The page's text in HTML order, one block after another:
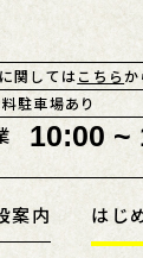
関してはこちらか
駐車場あり
10:00 ~
案内 はじ